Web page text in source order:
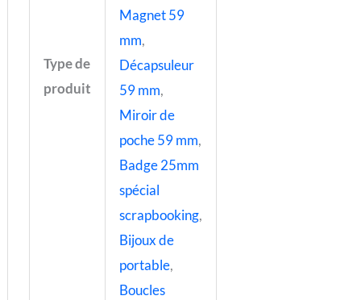
Type de
produit
Magnet 59
mm,
Décapsuleur
59 mm,
Miroir de
poche 59 mm,
Badge 25mm
spécial
scrapbooking,
Bijoux de
portable,
Boucles